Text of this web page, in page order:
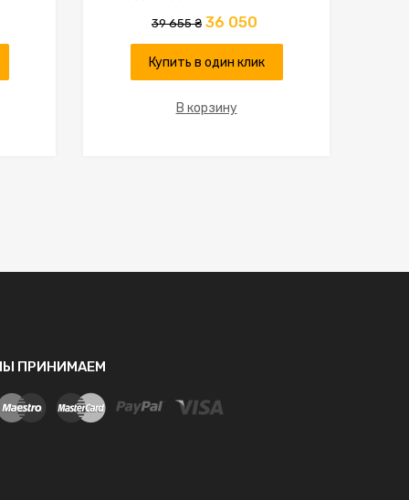
39 655₴ 36 050
Купить в один клик
В корзину
ПРИНИМАЕМ